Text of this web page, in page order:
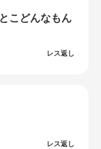
こどんなもん
レス返し
レス返し